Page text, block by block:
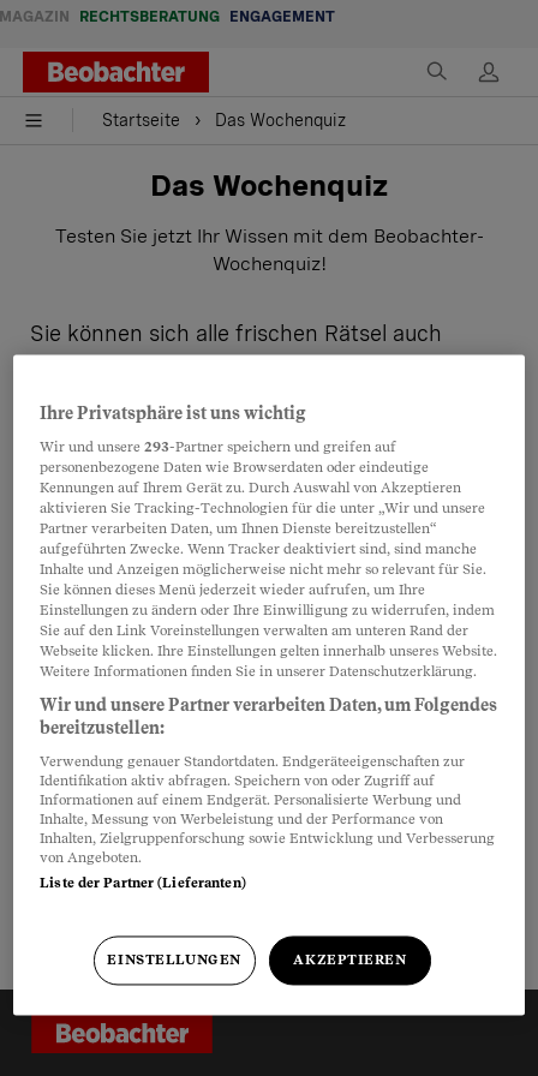
MAGAZIN RECHTSBERATUNG ENGAGEMENT
Startseite Das Wochenquiz
Das Wochenquiz
Testen Sie jetzt Ihr Wissen mit dem Beobachter-
Wochenquiz!
Sie können sich alle frischen Rätsel auch
lassen:
Name*
E-Mail-Adresse*
Anmelden
Wenn Sie diesen Newsletter abonnieren,
erklären Sie sich mit unserenRichtlinien zum
Datenschutzeinverstanden.
Mehr anzeigen
Ihre Privatsphäre ist uns wichtig
Wir und unsere293-Partner speichern und greifen auf
personenbezogene Daten wie Browserdaten oder eindeutige
Kennungen auf Ihrem Gerät zu. Durch Auswahl von Akzeptieren
aktivieren Sie Tracking-Technologien für die unter „Wir und unsere
Partner verarbeiten Daten, um Ihnen Dienste bereitzustellen“
aufgeführten Zwecke. Wenn Tracker deaktiviert sind, sind manche
Inhalte und Anzeigen möglicherweise nicht mehr so relevant für Sie.
Sie können dieses Menü jederzeit wieder aufrufen, um Ihre
Einstellungen zu ändern oder Ihre Einwilligung zu widerrufen, indem
Sie auf den Link Voreinstellungen verwalten am unteren Rand der
Webseite klicken. Ihre Einstellungen gelten innerhalb unseres Website.
Weitere Informationen finden Sie in unserer Datenschutzerklärung.
Wir und unsere Partner verarbeiten Daten, um Folgendes
bereitzustellen:
Verwendung genauer Standortdaten. Endgeräteeigenschaften zur
Identifikation aktiv abfragen. Speichern von oder Zugriff auf
Informationen auf einem Endgerät. Personalisierte Werbung und
Inhalte, Messung von Werbeleistung und der Performance von
Inhalten, Zielgruppenforschung sowie Entwicklung und Verbesserung
von Angeboten.
Liste der Partner (Lieferanten)
EINSTELLUNGEN AKZEPTIEREN